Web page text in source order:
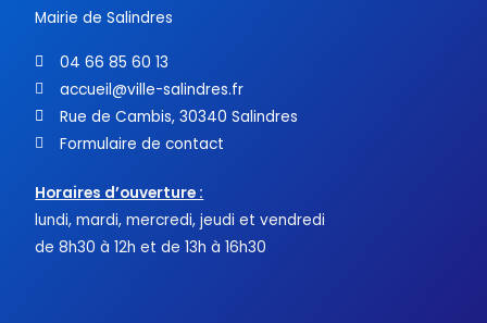
Mairie de Salindres
04 66 85 60 13
accueil@ville-salindres.fr
Rue de Cambis, 30340 Salindres
Formulaire de contact
Horaires d’ouverture :
lundi, mardi, mercredi, jeudi et vendredi
de 8h30 à 12h et de 13h à 16h30